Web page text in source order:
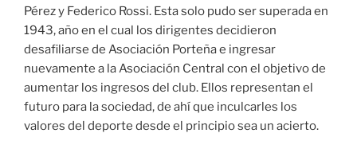
Pérez y Federico Rossi. Esta solo pudo ser superada en
1943, año en el cual los dirigentes decidieron
desafiliarse de Asociación Porteña e ingresar
nuevamente a la Asociación Central con el objetivo de
aumentar los ingresos del club. Ellos representan el
futuro para la sociedad, de ahí que inculcarles los
valores del deporte desde el principio sea un acierto.